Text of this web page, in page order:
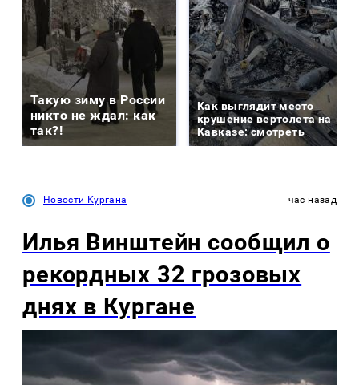
Такую зиму в России
никто не ждал: как
так?!
Как выглядит место
крушение вертолета на
Кавказе: смотреть
Новости Кургана час назад
Илья Винштейн сообщил о
рекордных 32 грозовых
днях в Кургане